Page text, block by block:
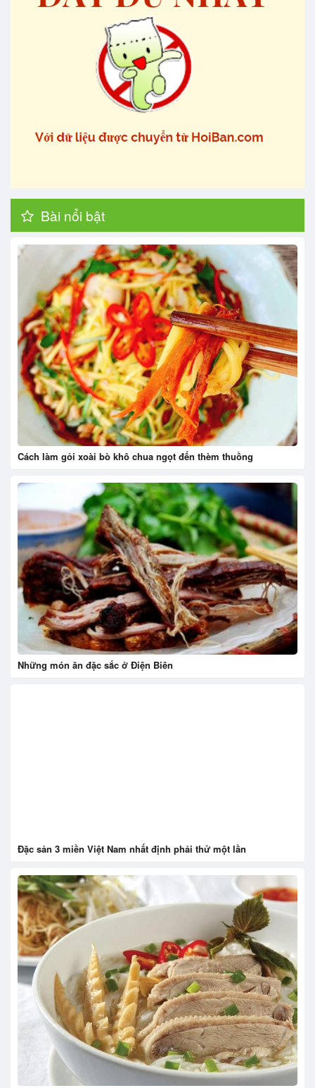
Bài nổi bật
Cách làm gỏi xoài bò khô chua ngọt đến thèm thuồng
Những món ăn đặc sắc ở Điện Biên
Đặc sản 3 miền Việt Nam nhất định phải thử một lần